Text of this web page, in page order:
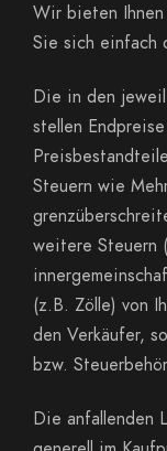
Wir bieten Ihnen
Sie sich einfach
Die in den
stellen
Steuern wie
weitere Steuern
(z.B. Zölle) von
den Verkäufer,
bzw.
Die anfallenden